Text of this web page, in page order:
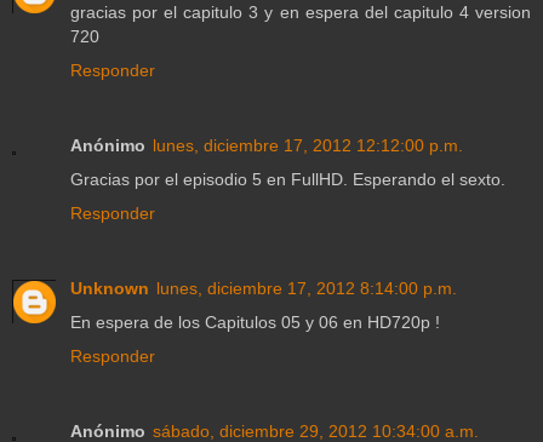
gracias por el capitulo 3 y en espera del capitulo 4 version
720
Responder
Anónimo lunes, diciembre 17, 2012 12:12:00 p.m.
Gracias por el episodio 5 en FullHD. Esperando el sexto.
Responder
Unknown lunes, diciembre 17, 2012 8:14:00 p.m.
En espera de los Capitulos 05 y 06 en HD720p !
Responder
Anónimo sábado, diciembre 29, 2012 10:34:00 a.m.